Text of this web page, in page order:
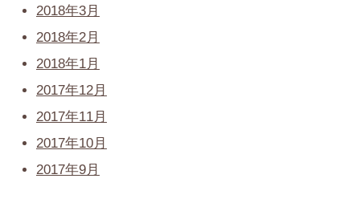
2018年3月
2018年2月
2018年1月
2017年12月
2017年11月
2017年10月
2017年9月